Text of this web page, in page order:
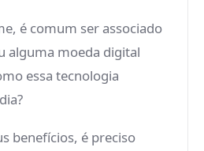
é comum ser associado
alguma moeda digital
essa tecnologia
benefícios, é preciso